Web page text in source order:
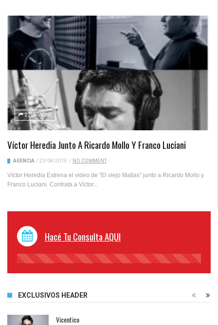
2205 VIEWS
Víctor Heredia Junto A Ricardo Mollo Y Franco Luciani
AGENCIA / 23/04/2019 / NO COMMENT
Víctor Heredia Estrena el video de "El viejo Matías" junto a Ricardo Mollo y
Franco Luciani. Contrata a Víctor...
Hacé Tu Consulta AQUI
45%
EXCLUSIVOS HEADER
Vicentico